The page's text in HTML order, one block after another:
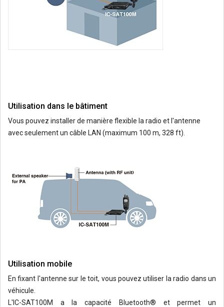
Utilisation dans le bâtiment
Vous pouvez installer de manière flexible la radio et l'antenne
avec seulement un câble LAN (maximum 100 m, 328 ft).
Utilisation mobile
En fixant l'antenne sur le toit, vous pouvez utiliser la radio dans un
véhicule.
L'IC-SAT100M a la capacité Bluetooth® et permet un